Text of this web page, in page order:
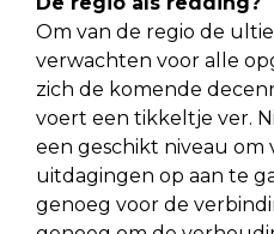
Om van de regio de
verwachten voor alle
zich de komende
voert een tikkeltje ver.
een geschikt niveau om
uitdagingen op aan te
genoeg voor de